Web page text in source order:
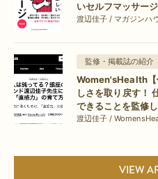
いセルフマッサー
渡辺佳子 / マガジン
監修・掲載誌の紹介
Women'sHealth【
しさを取り戻す！
できることを監修し
渡辺佳子 /
VIEW